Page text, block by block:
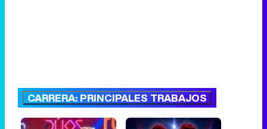
CARRERA: PRINCIPALES TRABAJOS